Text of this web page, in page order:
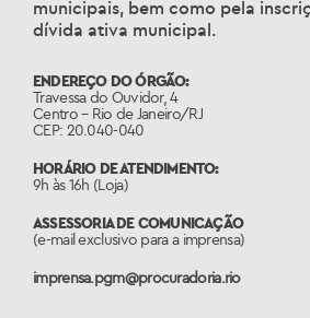
municipais, bem como pela
dívida ativa municipal.
ENDEREÇO DO ÓRGÃO:
Travessa do Ouvidor, 4
Centro – Rio de Janeiro/RJ
CEP: 20.040-040
HORÁRIO DE ATENDIMENTO:
9h às 16h (Loja)
ASSESSORIA DE COMUNICAÇÃO
(e-mail exclusivo para a imprensa)
imprensa.pgm@procuradoria.rio